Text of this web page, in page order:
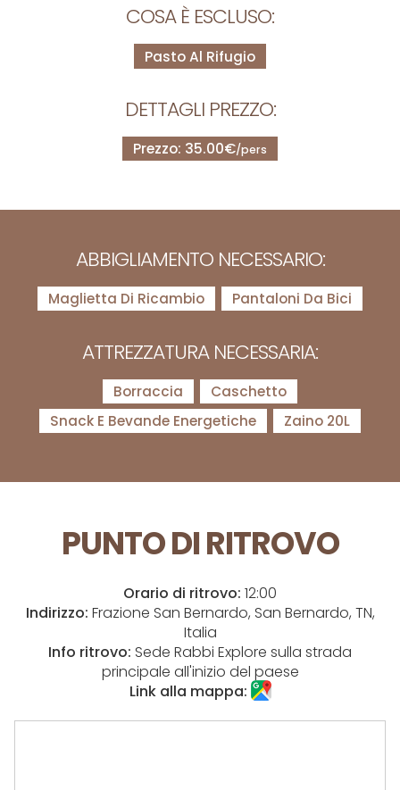
COSA È ESCLUSO:
Pasto Al Rifugio
DETTAGLI PREZZO:
Prezzo: 35.00€/pers
ABBIGLIAMENTO NECESSARIO:
Maglietta Di Ricambio Pantaloni Da Bici
ATTREZZATURA NECESSARIA:
Borraccia
Caschetto
Snack E Bevande Energetiche
Zaino 20L
PUNTO DI RITROVO
Orario di ritrovo: 12:00
Indirizzo: Frazione San Bernardo, San Bernardo, TN,
Italia
Info ritrovo: Sede Rabbi Explore sulla strada
principale all'inizio del paese
Link alla mappa: